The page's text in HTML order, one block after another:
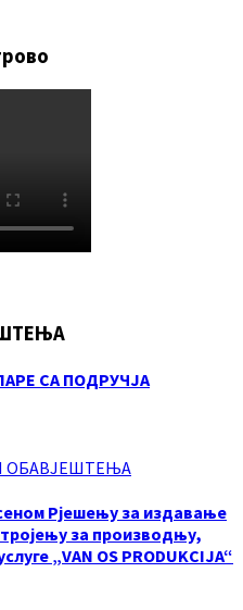
СА ПОДРУЧЈА
ОБАВЈЕШТЕЊА
Рјешењу за издавање
за производњу,
„VAN OS PRODUKCIJA“